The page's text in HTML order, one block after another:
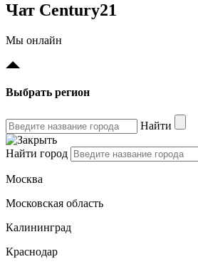
Чат Century21
Мы онлайн
Выбрать регион
Найти
Найти город
Москва
Московская область
Калининград
Краснодар